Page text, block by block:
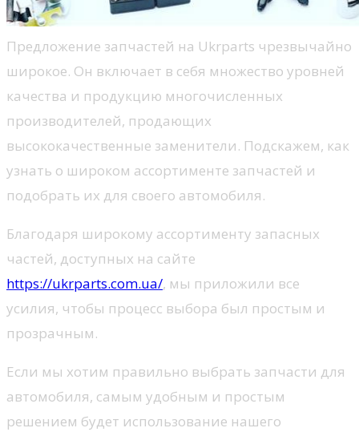
Предложение запчастей на Ukrparts чрезвычайно
широкое. Он включает в себя множество уровней
качества и продукцию многочисленных
производителей, продающих
высококачественные заменители. Подскажем, как
узнать о широком ассортименте запчастей и
подобрать их для своего автомобиля.
Благодаря широкому ассортименту запасных
частей, доступных на сайте
https://ukrparts.com.ua/, мы приложили все
усилия, чтобы процесс выбора был простым и
прозрачным.
Если мы хотим правильно выбрать запчасти для
автомобиля, самым удобным и простым
решением будет использование нашего